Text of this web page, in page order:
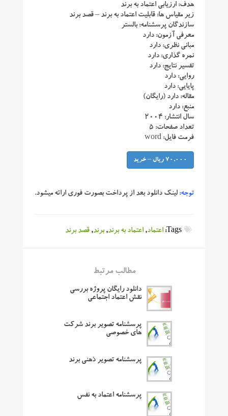
هدف: ارزیابی اعتماد به برند
زیر مقیاس ها: قابلیت اعتماد به برند – قصد برند
سازندگان پرسشنامه: بالستر
معرفی آزمون: دارد
مبانی نظری: دارد
نمره گذاری: دارد
تفسیر نتایج: دارد
روایی: دارد
پایایی: دارد
مقاله: دارد (رایگان)
منبع: دارد
سال انتشار: ۲۰۰۴
تعداد صفحات: ۵
فرمت فایل: word
70,000 ریال – خرید
توجه: لینک دانلود بعد از پرداخت بصورت فوری ارائه میشود.
Tags: اعتماد,اعتماد به برند,برند,قصد برند
مطالب مرتبط
دانلود رایگان پروژه بررسی
نقش اعتماد اجتماعی
پرسشنامه تصویر برند شرکت
های خصوصی
پرسشنامه تصویر ذهنی برند
پرسشنامه اعتماد به نفس